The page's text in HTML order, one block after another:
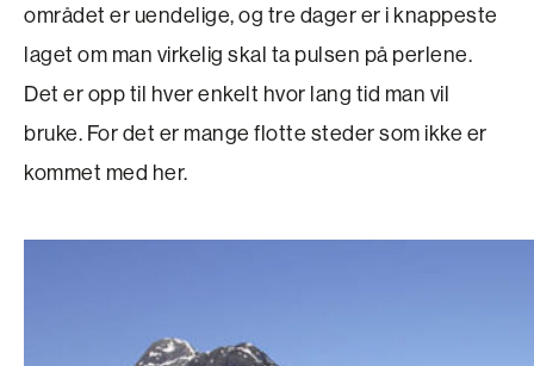
området er uendelige, og tre dager er i knappeste
laget om man virkelig skal ta pulsen på perlene.
Det er opp til hver enkelt hvor lang tid man vil
bruke. For det er mange flotte steder som ikke er
kommet med her.